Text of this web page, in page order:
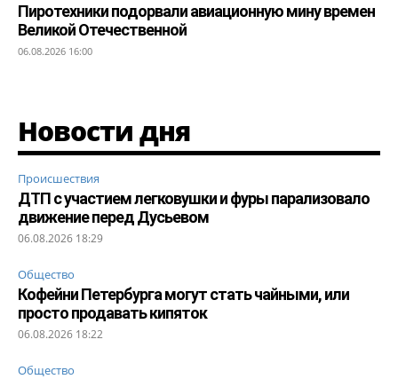
Пиротехники подорвали авиационную мину времен
Великой Отечественной
06.08.2026 16:00
Новости дня
Происшествия
ДТП с участием легковушки и фуры парализовало
движение перед Дусьевом
06.08.2026 18:29
Общество
Кофейни Петербурга могут стать чайными, или
просто продавать кипяток
06.08.2026 18:22
Общество